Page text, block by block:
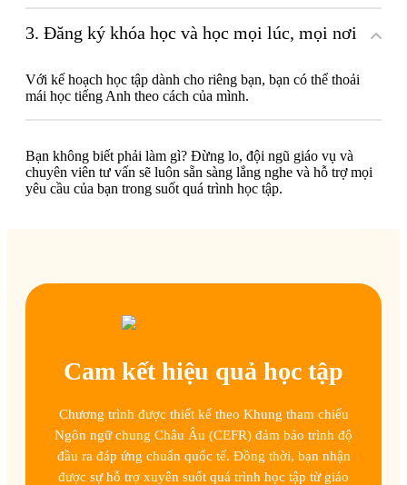
3. Đăng ký khóa học và học mọi lúc, mọi nơi
Với kế hoạch học tập dành cho riêng bạn, bạn có thể thoải
mái học tiếng Anh theo cách của mình.
Bạn không biết phải làm gì? Đừng lo, đội ngũ giáo vụ và
chuyên viên tư vấn sẽ luôn sẵn sàng lắng nghe và hỗ trợ mọi
yêu cầu của bạn trong suốt quá trình học tập.
Cam kết hiệu quả học tập
Chương trình được thiết kế theo Khung tham chiếu
Ngôn ngữ chung Châu Âu (CEFR) đảm bảo trình độ
đầu ra đáp ứng chuẩn quốc tế. Đồng thời, bạn nhận
được sự hỗ trợ xuyên suốt quá trình học tập từ giáo